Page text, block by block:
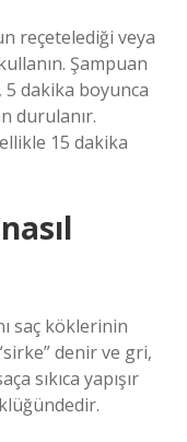
reçetelediği veya
Şampuan
dakika boyunca
durulanır.
15 dakika
saç köklerinin
denir ve gri,
sıkıca yapışır